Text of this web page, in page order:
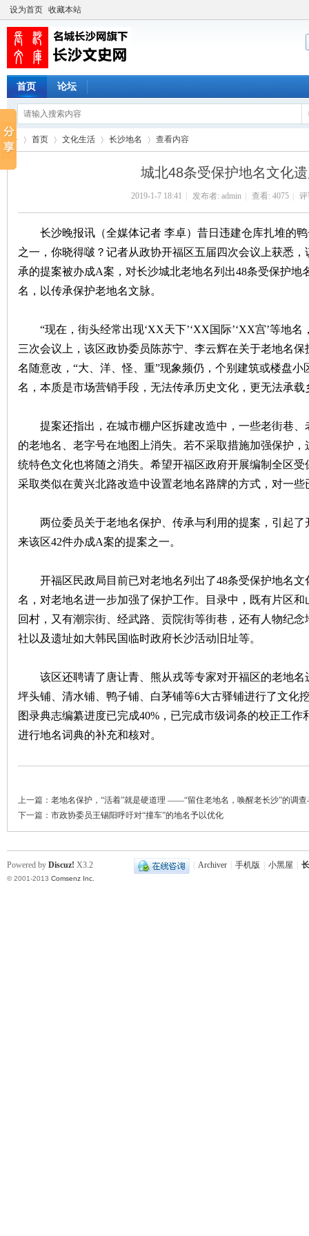
设为首页 收藏本站
首页 论坛
首页 文化生活 长沙地名
›
查看内容
城北48条受保护地名文化
2019-1-7 18:41 发布者: admin 查看: 4075 评
长沙晚报讯（全媒体记者 李卓）昔日违建仓库扎堆的鸭
之一，你晓得啵？记者从政协开福区五届四次会议上获悉
承的提案被办成A案，对长沙城北老地名列出48条受保护地
名，以传承保护老地名文脉。
“现在，街头经常出现‘XX天下’‘XX国际’‘XX宫’等地名
三次会议上，该区政协委员陈苏宁、李云辉在关于老地名
名随意改，“大、洋、怪、重”现象频仍，个别建筑或楼盘
名，本质是市场营销手段，无法传承历史文化，更无法承
提案还指出，在城市棚户区拆建改造中，一些老街巷、
的老地名、老字号在地图上消失。若不采取措施加强保护
统特色文化也将随之消失。希望开福区政府开展编制全区
采取类似在黄兴北路改造中设置老地名路牌的方式，对一
两位委员关于老地名保护、传承与利用的提案，引起了
来该区42件办成A案的提案之一。
开福区民政局目前已对老地名列出了48条受保护地名文
名，对老地名进一步加强了保护工作。目录中，既有片区
回村，又有潮宗街、经武路、贡院街等街巷，还有人物纪
社以及遗址如大韩民国临时政府长沙活动旧址等。
该区还聘请了唐让青、熊从戎等专家对开福区的老地名
坪头铺、清水铺、鸭子铺、白茅铺等6大古驿铺进行了文化
图录典志编纂进度已完成40%，已完成市级词条的校正工
进行地名词典的补充和核对。
上一篇： 老地名保护，“活着”就是硬道理 ——“留住老地名，唤醒老长沙”的调
下一篇： 市政协委员王锡阳呼吁对“撞车”的地名予以优化
Archiver 手机版 小黑屋
Powered by Discuz! X3.2
© 2001-2013 Comsenz Inc.